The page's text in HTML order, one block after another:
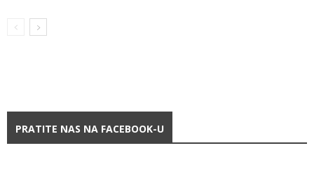
PRATITE NAS NA FACEBOOK-U